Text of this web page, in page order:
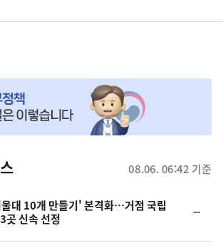
08.06. 06:42 기준
대 10개 만들기' 본격화…거점 국립
곳 신속 선정
일